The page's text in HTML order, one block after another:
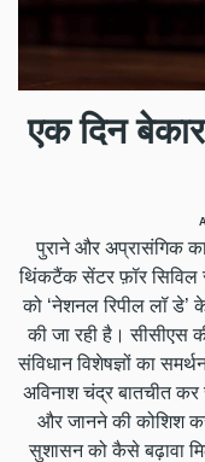
एक दिन
पुराने और अप्रासंगिक
थिंकटैंक सेंटर फ़ॉर सिविल
को ‘नेशनल रिपील लॉ डे’
की जा रही है। सीसीएस
संविधान विशेषज्ञों का
अविनाश चंद्र बातचीत कर
और जानने की कोशिश
सुशासन को कैसे बढ़ावा